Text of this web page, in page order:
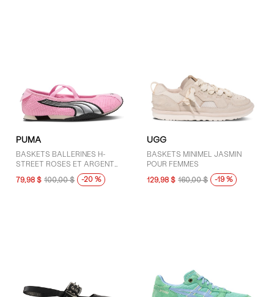
PUMA
BASKETS BALLERINES H-
STREET ROSES ET ARGENT
POUR FEMMES
79,98 $ 100,00 $ -20 %
UGG
BASKETS MINIMEL JASMIN
POUR FEMMES
129,98 $ 160,00 $ -19 %